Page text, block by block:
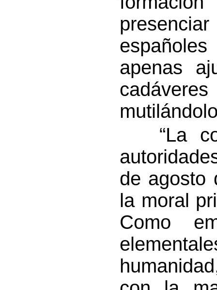
apenas
“La
de agosto
la moral
Como